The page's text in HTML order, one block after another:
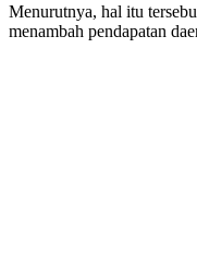
Menurutnya, hal itu
menambah pendapatan